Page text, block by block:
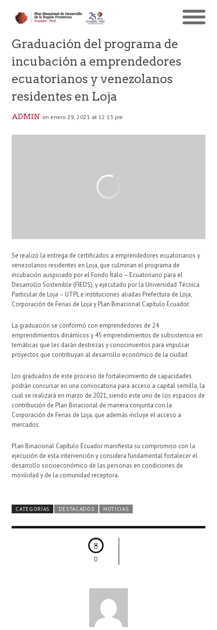
Graduación del programa de
incubación a emprendedores
ecuatorianos y venezolanos
residentes en Loja
ADMIN on enero 29, 2021 at 12:13 pm
Se realizó la entrega de certificados a emprendedores ecuatorianos y
venezolanos residentes en Loja, que culminan el programa de
incubación auspiciado por el Fondo Ítalo – Ecuatoriano para el
Desarrollo Sostenible (FIEDS), y ejecutado por la Universidad Técnica
Particular de Loja – UTPL e instituciones aliadas Prefectura de Loja,
Corporación de Ferias de Loja y Plan Binacional Capítulo Ecuador.
La graduación se conformó con emprendedores de 24
emprendimientos dinámicos y 45 emprendimientos de subsistencia en
temáticas que les darán destrezas y conocimientos para impulsar
proyectos que contribuyan al desarrollo económico de la ciudad.
Los graduados de este proceso de fortalecimiento de capacidades
podrán concursar en una convocatoria para acceso a capital semilla, la
cual se realizará en marzo de 2021, siendo este uno de los espacios de
contribución de Plan Binacional de manera conjunta con la
Corporación de Ferias de Loja, que además incluye el acceso a
mercados.
Plan Binacional Capítulo Ecuador manifiesta su compromiso con la
ejecución de esta intervención y considera fundamental fortalecer el
desarrollo socioeconómico de las personas en condiciones de
movilidad y de la comunidad receptora.
CATEGORÍAS DESTACADOS NOTICIAS
0